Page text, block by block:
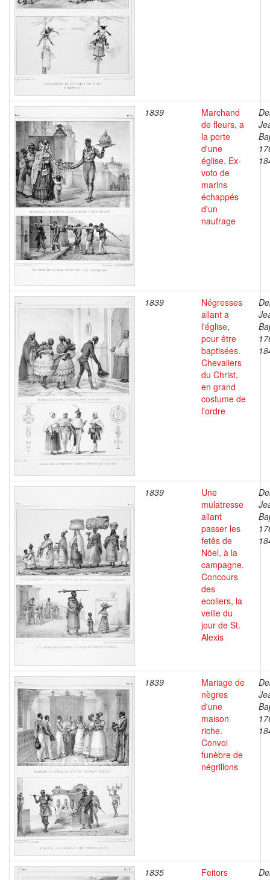
1839
Marchand
de fleurs, a
la porte
d'une
église. Ex-
voto de
marins
échappés
d'un
naufrage
1839
Négresses
allant a
l'église,
pour être
baptisées.
Chevaliers
du Christ,
en grand
costume de
l'ordre
1839
Une
mulatresse
allant
passer les
fetês de
Nöel, à la
campagne.
Concours
des
ecoliers, la
veille du
jour de St.
Alexis
1839
Mariage de
nègres
d'une
maison
riche.
Convoi
funèbre de
négrillons
1835
Feitors